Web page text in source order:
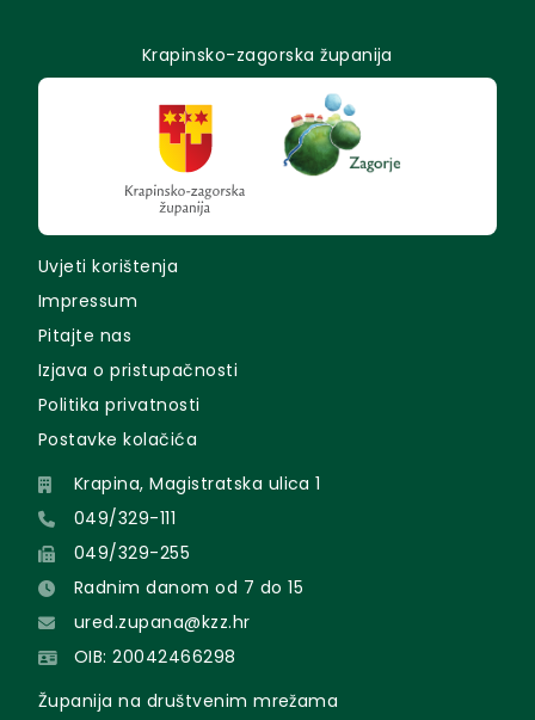
Krapinsko-zagorska županija
Uvjeti korištenja
Impressum
Pitajte nas
Izjava o pristupačnosti
Politika privatnosti
Postavke kolačića
Krapina, Magistratska ulica 1
049/329-111
049/329-255
Radnim danom od 7 do 15
ured.zupana@kzz.hr
OIB: 20042466298
Županija na društvenim mrežama